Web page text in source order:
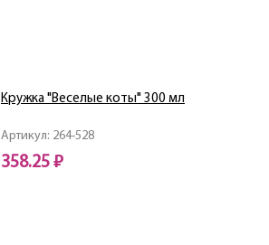
Артикул: 264-528
Кружка "Веселые коты" 300 мл
358.25 ₽